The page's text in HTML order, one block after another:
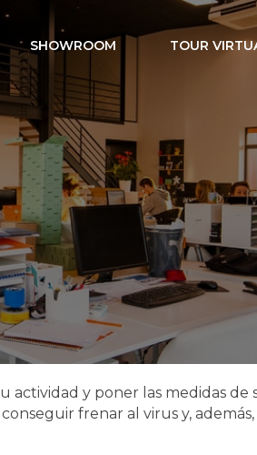
SHOWROOM TOUR
actividad y poner las medidas
frenar al virus y,